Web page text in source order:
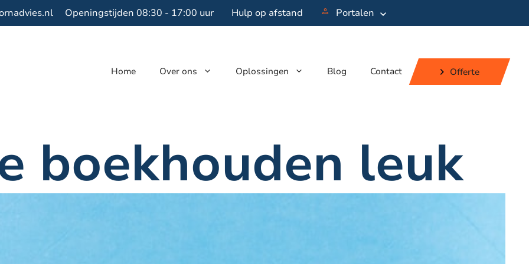
Openingstijden 08:30 - 17:00 uur Hulp op afstand Portalen
Home Over ons Oplossingen Blog Contact Offerte
boekhouden leuk